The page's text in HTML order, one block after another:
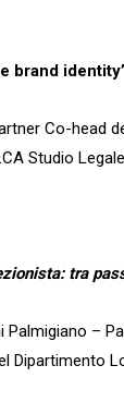
brand
Co-head
Studio
tra
Palmigiano –
Dipartimento